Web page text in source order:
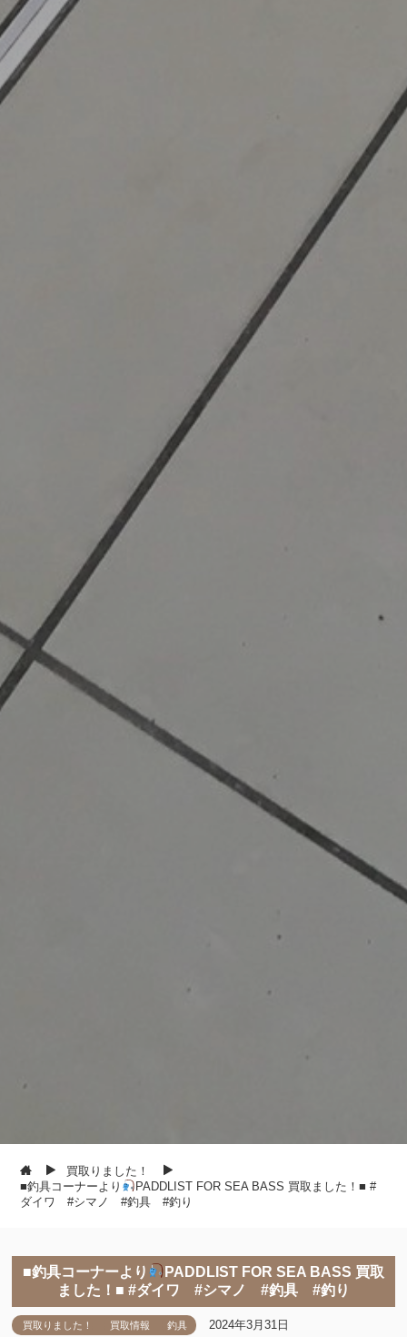
買取りました！
■釣具コーナーより
PADDLIST FOR SEA BASS 買取ました！■ #
ダイワ #シマノ #釣具 #釣り
■釣具コーナーより
PADDLIST FOR SEA BASS 買取
ました！■ #ダイワ #シマノ #釣具 #釣り
買取りました！ 買取情報 釣具 2024年3月31日